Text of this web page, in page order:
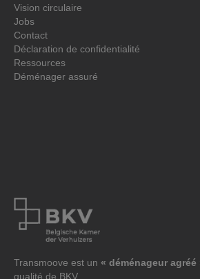
Vision circulaire
Jobs
Contact
Déclaration de confidentialité
Ressources
Déménager assuré
Transmoove est un « déménageur agréé
qualité de BKV.